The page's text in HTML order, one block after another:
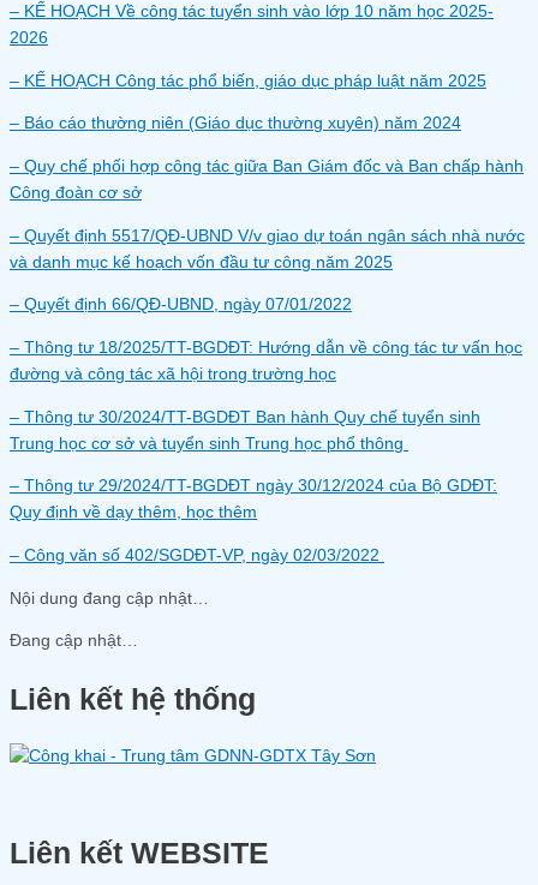
– KẾ HOẠCH Về công tác tuyển sinh vào lớp 10 năm học 2025-
2026
– KẾ HOẠCH Công tác phổ biến, giáo dục pháp luật năm 2025
– Báo cáo thường niên (Giáo dục thường xuyên) năm 2024
– Quy chế phối hợp công tác giữa Ban Giám đốc và Ban chấp hành
Công đoàn cơ sở
– Quyết định 5517/QĐ-UBND V/v giao dự toán ngân sách nhà nước
và danh mục kế hoạch vốn đầu tư công năm 2025
– Quyết định 66/QĐ-UBND, ngày 07/01/2022
– Thông tư 18/2025/TT-BGDĐT: Hướng dẫn về công tác tư vấn học
đường và công tác xã hội trong trường học
– Thông tư 30/2024/TT-BGDĐT Ban hành Quy chế tuyển sinh
Trung học cơ sở và tuyển sinh Trung học phổ thông
– Thông tư 29/2024/TT-BGDĐT ngày 30/12/2024 của Bộ GDĐT:
Quy định về dạy thêm, học thêm
– Công văn số 402/SGDĐT-VP, ngày 02/03/2022
Nội dung đang cập nhật…
Đang cập nhật…
Liên kết hệ thống
Liên kết WEBSITE